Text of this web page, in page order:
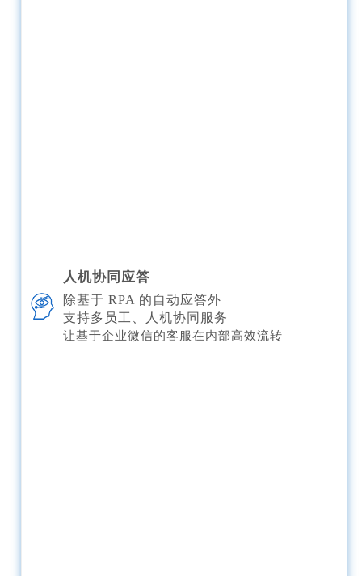
人机协同应答
除基于 RPA 的自动应答外
支持多员工、人机协同服务
让基于企业微信的客服在内部高效流转